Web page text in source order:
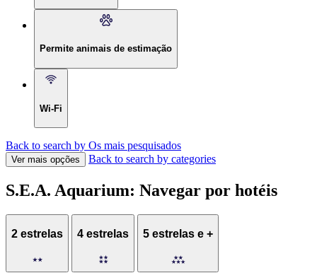
Permite animais de estimação
Wi-Fi
Back to search by Os mais pesquisados
Ver mais opções Back to search by categories
S.E.A. Aquarium: Navegar por hotéis
2 estrelas 4 estrelas 5 estrelas e +